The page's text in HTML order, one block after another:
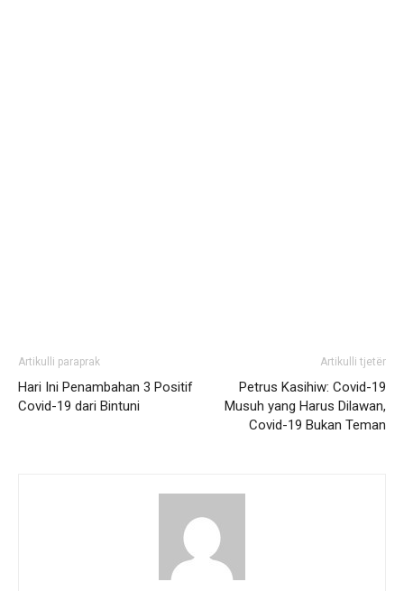
Artikulli paraprak
Hari Ini Penambahan 3 Positif
Covid-19 dari Bintuni
Artikulli tjetër
Petrus Kasihiw: Covid-19
Musuh yang Harus Dilawan,
Covid-19 Bukan Teman